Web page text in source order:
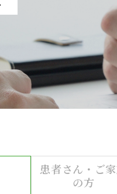
患者さん・ご
の方